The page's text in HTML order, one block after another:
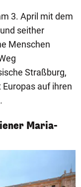
3. April mit dem
seither
Menschen
Straßburg,
auf ihren
Maria-